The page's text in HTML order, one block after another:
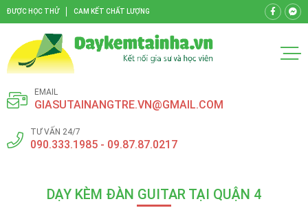
ĐƯỢC HỌC THỬ CAM KẾT CHẤT LƯỢNG
EMAIL
GIASUTAINANGTRE.VN@GMAIL.COM
TƯ VẤN 24/7
090.333.1985 - 09.87.87.0217
DẠY KÈM ĐÀN GUITAR TẠI QUẬN 4